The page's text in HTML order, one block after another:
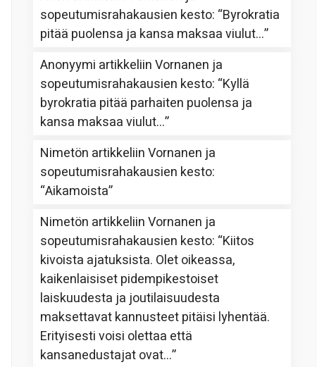
sopeutumisrahakausien kesto: “Byrokratia
pitää puolensa ja kansa maksaa viulut…”
Anonyymi artikkeliinVornanen ja
sopeutumisrahakausien kesto: “Kyllä
byrokratia pitää parhaiten puolensa ja
kansa maksaa viulut…”
Nimetön artikkeliinVornanen ja
sopeutumisrahakausien kesto:
“Aikamoista”
Nimetön artikkeliinVornanen ja
sopeutumisrahakausien kesto: “Kiitos
kivoista ajatuksista. Olet oikeassa,
kaikenlaisiset pidempikestoiset
laiskuudesta ja joutilaisuudesta
maksettavat kannusteet pitäisi lyhentää.
Erityisesti voisi olettaa että
kansanedustajat ovat…”